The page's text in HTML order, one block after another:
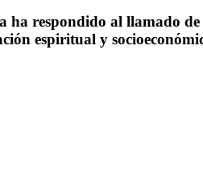
respondido al llamado
espiritual y